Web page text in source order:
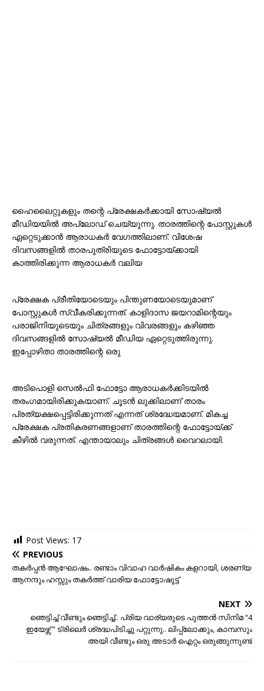
ഹൈലൈറ്റുകളും തന്റെ പ്രേക്ഷകർക്കായി സോഷ്യൽ
മീഡിയയിൽ അപ്‌ലോഡ് ചെയ്യുന്നു. താരത്തിന്റെ പോസ്റ്റുകൾ
ഏറ്റെടുക്കാൻ ആരാധകർ വേഗത്തിലാണ്. വിശേഷ
ദിവസങ്ങളിൽ താരപുത്രിയുടെ ഫോട്ടോയ്‌ക്കായി
കാത്തിരിക്കുന്ന ആരാധകർ വലിയ
പ്രേക്ഷക പ്രീതിയോടെയും പിന്തുണയോടെയുമാണ്
പോസ്റ്റുകൾ സ്വീകരിക്കുന്നത്. കാളിദാസ ജയറാമിന്റെയും
പരാജിനിയുടെയും ചിത്രങ്ങളും വിവരങ്ങളും കഴിഞ്ഞ
ദിവസങ്ങളിൽ സോഷ്യൽ മീഡിയ ഏറ്റെടുത്തിരുന്നു.
ഇപ്പോഴിതാ താരത്തിന്റെ ഒരു
അടിപൊളി സെൽഫി ഫോട്ടോ ആരാധകർക്കിടയിൽ
തരംഗമായിരിക്കുകയാണ്. ചൂടൻ ലുക്കിലാണ് താരം
പ്രത്യക്ഷപ്പെട്ടിരിക്കുന്നത് എന്നത് ശ്രദ്ധേയമാണ്. മികച്ച
പ്രേക്ഷക പ്രതികരണങ്ങളാണ് താരത്തിന്റെ ഫോട്ടോയ്ക്ക്
കീഴിൽ വരുന്നത്. എന്തായാലും ചിത്രങ്ങൾ വൈറലായി.
Post Views: 17
PREVIOUS
തകര്‍പ്പന്‍ ആഘോഷം.. രണ്ടാം വിവാഹ വാര്‍ഷികം കളറായി, ശരണ്യ
ആനന്ദും ഹസ്സും തകര്‍ത്ത് വാരിയ ഫോട്ടോഷൂട്ട്‌
NEXT
ഞെട്ടിച്ച്‌ വീണ്ടും ഞെട്ടിച്ച്‌.. പ്രിയ വാര്യരുടെ പുത്തന്‍ സിനിമ “4
ഇയേഴ്സ് ” ട്രിലെര്‍ ശ്രദ്ധപിടിച്ചു പറ്റുന്നു.. ലിപ്പ്ലോക്കും, കാമ്പസും
അയി വീണ്ടും ഒരു അടാര്‍ ഐറ്റം ഒരുങ്ങുന്നുണ്ട്